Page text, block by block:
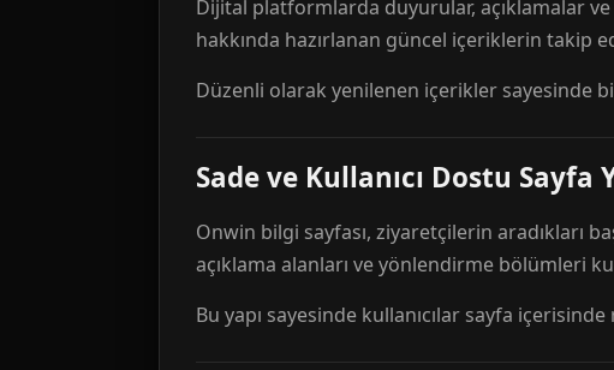
Dijital platformlarda duyurular, açıklamalar
hakkında hazırlanan güncel içeriklerin takip
Düzenli olarak yenilenen içerikler sayesinde
Sade ve Kullanıcı Dostu Sayfa
Onwin bilgi sayfası, ziyaretçilerin aradıkları
açıklama alanları ve yönlendirme bölümleri
Bu yapı sayesinde kullanıcılar sayfa